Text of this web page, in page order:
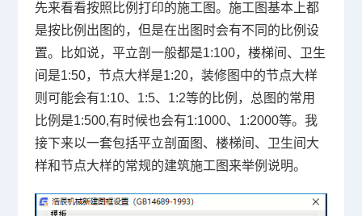
先来看看按照比例打印的施工图。施工图基本上都
是按比例出图的，但是在出图时会有不同的比例设
置。比如说，平立剖一般都是1:100，楼梯间、卫生
间是1:50，节点大样是1:20，装修图中的节点大样
则可能会有1:10、 1:5、 1:2等的比例，总图的常用
比例是1:500,有时候也会有1:1000、 1:2000等。我
接下来以一套包括平立剖面图、楼梯间、卫生间大
样和节点大样的常规的建筑施工图来举例说明。